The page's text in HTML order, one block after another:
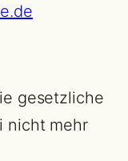
gesetzliche
nicht mehr